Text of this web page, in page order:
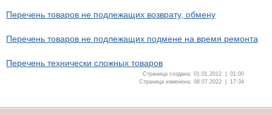
Перечень товаров не подлежащих возврату, обмену
Перечень товаров не подлежащих подмене на время ремонта
Перечень технически сложных товаров
Страница создана: 01.01.2012 | 01:00
Страница изменена: 08.07.2022 | 17:34